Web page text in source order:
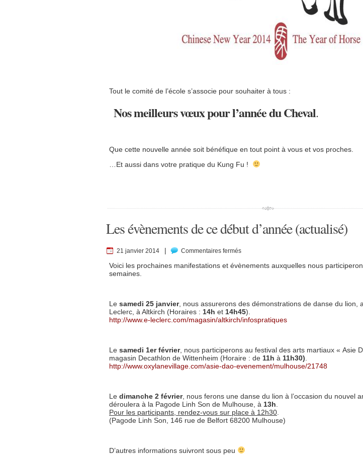
Tout le comité de l’école s’associe pour souhaiter à tous :
Nos meilleurs vœux pour l’année du Cheval.
Que cette nouvelle année soit bénéfique en tout point à vous et vos proches.
…Et aussi dans votre pratique du Kung Fu !
Les évènements de ce début d’année (actualisé)
21 janvier 2014 | Commentaires ferméssur
évènements
de
Voici les prochaines manifestations et évènements auxquelles nous
semaines.
Le samedi 25 janvier, nous assurerons des démonstrations de danse du lion,
Leclerc, à Altkirch (Horaires : 14h et 14h45).
http://www.e-leclerc.com/magasin/altkirch/infospratiques
Le samedi 1er février, nous participerons au festival des arts martiaux « Asie
magasin Decathlon de Wittenheim (Horaire : de 11h à 11h30)
http://www.oxylanevillage.com/asie-dao-evenement/mulhouse/21748
Le dimanche 2 février, nous ferons une danse du lion à l’occasion du nouvel
déroulera à la Pagode Linh Son de Mulhouse, à 13h
Pour les participants, rendez-vous sur place à 12h30
(Pagode Linh Son, 146 rue de Belfort 68200 Mulhouse)
D’autres informations suivront sous peu